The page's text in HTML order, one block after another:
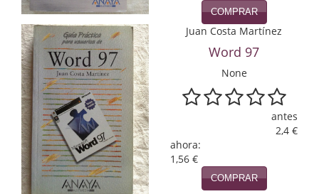
Historia
historia
Infantil y juvenil
Infantil y juvenil. Nuevo!!
Infantil y juvenil. Nuevo!!!
Informática
Literatura fantástica
COMPRAR
Juan Costa Martínez
Word 97
None
antes
2,4 €
ahora:
1,56 €
COMPRAR